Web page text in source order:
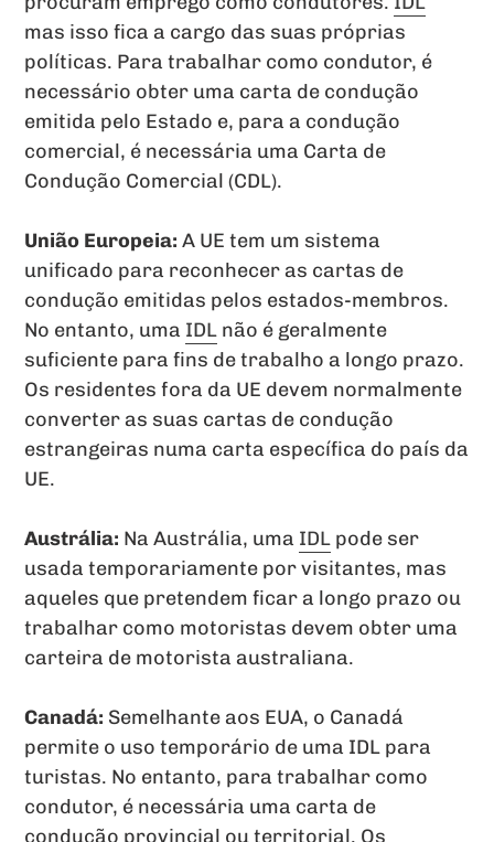
mas isso fica a cargo das suas próprias
políticas. Para trabalhar como condutor, é
necessário obter uma carta de condução
emitida pelo Estado e, para a condução
comercial, é necessária uma Carta de
Condução Comercial (CDL).
União Europeia: A UE tem um sistema
unificado para reconhecer as cartas de
condução emitidas pelos estados-membros.
No entanto, uma IDL não é geralmente
suficiente para fins de trabalho a longo prazo.
Os residentes fora da UE devem normalmente
converter as suas cartas de condução
estrangeiras numa carta específica do país da
UE.
Austrália: Na Austrália, uma IDL pode ser
usada temporariamente por visitantes, mas
aqueles que pretendem ficar a longo prazo ou
trabalhar como motoristas devem obter uma
carteira de motorista australiana.
Canadá: Semelhante aos EUA, o Canadá
permite o uso temporário de uma IDL para
turistas. No entanto, para trabalhar como
condutor, é necessária uma carta de
condução provincial ou territorial. Os